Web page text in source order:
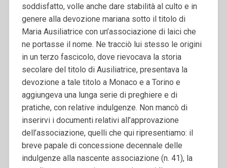
soddisfatto, volle anche dare stabilità al culto e in
genere alla devozione mariana sotto il titolo di
Maria Ausiliatrice con un’associazione di laici che
ne portasse il nome. Ne tracciò lui stesso le origini
in un terzo fascicolo, dove rievocava la storia
secolare del titolo di Ausiliatrice, presentava la
devozione a tale titolo a Monaco e a Torino e
aggiungeva una lunga serie di preghiere e di
pratiche, con relative indulgenze. Non mancò di
inserirvi i documenti relativi all’approvazione
dell’associazione, quelli che qui ripresentiamo: il
breve papale di concessione decennale delle
indulgenze alla nascente associazione (n. 41), la